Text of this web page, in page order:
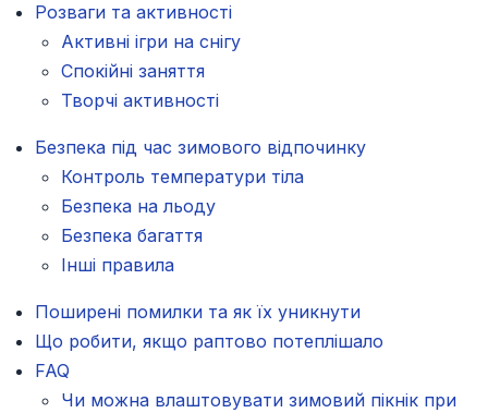
Розваги та активності
Активні ігри на снігу
Спокійні заняття
Творчі активності
Безпека під час зимового відпочинку
Контроль температури тіла
Безпека на льоду
Безпека багаття
Інші правила
Поширені помилки та як їх уникнути
Що робити, якщо раптово потеплішало
FAQ
Чи можна влаштовувати зимовий пікнік при